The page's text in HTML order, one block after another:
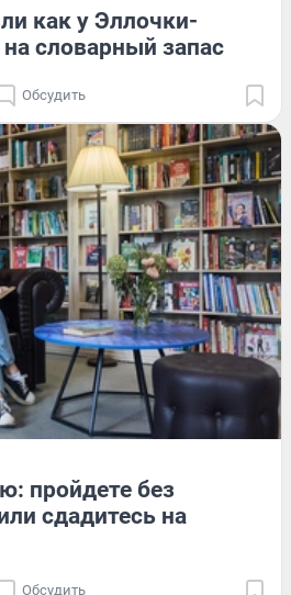
как у Эллочки-
словарный запас
Обсудить
пройдете без
сдадитесь на
Обсудить